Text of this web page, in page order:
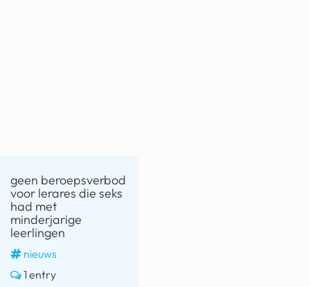
geen beroepsverbod
voor lerares die seks
had met
minderjarige
leerlingen
nieuws
1 entry